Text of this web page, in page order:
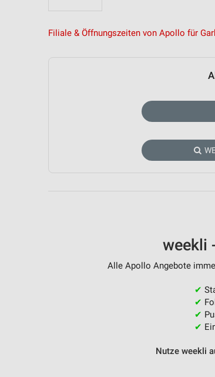
Filiale & Öffnungszeiten von Apollo für
weekli
Alle Apollo Angebote
✔
✔
✔
✔
Nutze weekli